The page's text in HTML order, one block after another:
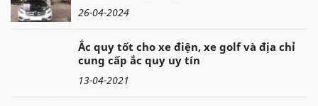
26-04-2024
Ắc quy tốt cho xe điện, xe golf và địa chỉ
cung cấp ắc quy uy tín
13-04-2021